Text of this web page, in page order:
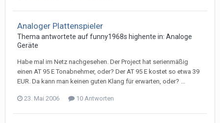
Analoger Plattenspieler
Thema antwortete auffunny1968s highente in: Analoge
Geräte
Habe mal im Netz nachgesehen. Der Project hat serienmäßig
einen AT 95 E Tonabnehmer, oder? Der AT 95 E kostet so etwa 39
EUR. Da kann man keinen guten Klang für erwarten, oder? ...
23. Mai 2006 10 Antworten